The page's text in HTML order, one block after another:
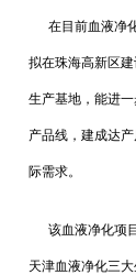
在目前血液净化
拟在珠海高新区
生产基地，能进
产品线，建成达
际需求。
该血液净化项目
天津血液净化三